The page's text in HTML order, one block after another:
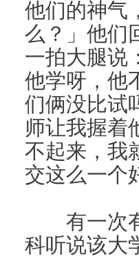
他们的神气
么？」他们
一拍大腿说
他学呀，他
们俩没比试
师让我握着
不起来，我
交这么一个
有一次有
科听说该大